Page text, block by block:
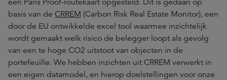
een Paris Proof-routekaart opgesteld. Dit is gedaan op
basis van de CRREM (Carbon Risk Real Estate Monitor), een
door de EU ontwikkelde excel tool waarmee inzichtelijk
wordt gemaakt welk risico de belegger loopt als gevolg
van een te hoge CO2 uitstoot van objecten in de
portefeuille. We hebben inzichten uit CRREM verwerkt in
een eigen datamodel, en hierop doelstellingen voor onze